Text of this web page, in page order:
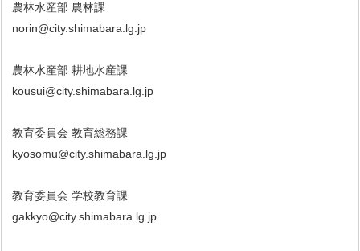
農林水産部 農林課
norin@city.shimabara.lg.jp
農林水産部 耕地水産課
kousui@city.shimabara.lg.jp
教育委員会 教育総務課
kyosomu@city.shimabara.lg.jp
教育委員会 学校教育課
gakkyo@city.shimabara.lg.jp